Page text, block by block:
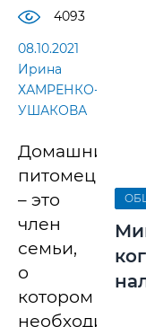
4093
08.10.2021
Ирина
ХАМРЕНКО-
УШАКОВА
Домашний
питомец
– это
член
семьи,
о
котором
необходимо